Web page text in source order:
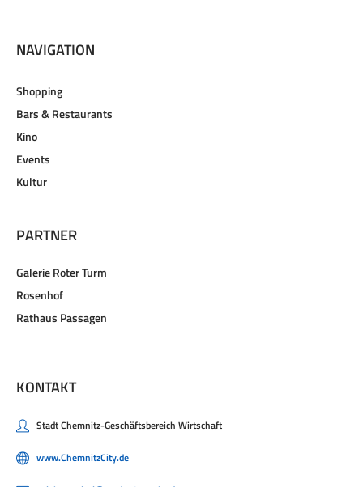
NAVIGATION
Shopping
Bars & Restaurants
Kino
Events
Kultur
PARTNER
Galerie Roter Turm
Rosenhof
Rathaus Passagen
KONTAKT
Stadt Chemnitz-Geschäftsbereich Wirtschaft
www.ChemnitzCity.de